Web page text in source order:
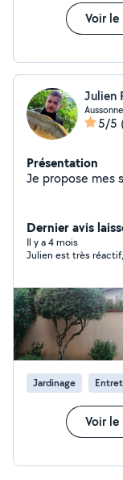
Après un achat
à votre goût :
Voir
Julien
5/5
Présentation
Je propose mes
Dernier avis
Il y a 4 mois
Julien est très
Jardinage
Voir